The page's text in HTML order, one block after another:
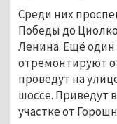
Среди них
Победы до
Ленина. Ещё один
отремонтируют
проведут на
шоссе. Приведут
участке от